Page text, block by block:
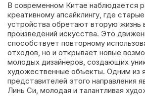
В современном Китае наблюдается
креативному апсайклингу, где
устройства обретают вторую жизнь
произведений искусства. Это
способствует повторному
отходов, но и открывает новые
молодых дизайнеров, создающих
художественные объекты. Одним из
представителей этого направления
Линь Си, молодая и талантливая